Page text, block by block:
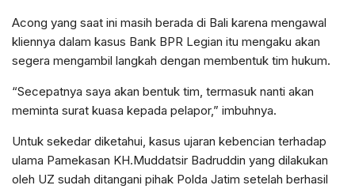
Acong yang saat ini masih berada di Bali karena mengawal
kliennya dalam kasus Bank BPR Legian itu mengaku akan
segera mengambil langkah dengan membentuk tim hukum.
“Secepatnya saya akan bentuk tim, termasuk nanti akan
meminta surat kuasa kepada pelapor,” imbuhnya.
Untuk sekedar diketahui, kasus ujaran kebencian terhadap
ulama Pamekasan KH.Muddatsir Badruddin yang dilakukan
oleh UZ sudah ditangani pihak Polda Jatim setelah berhasil